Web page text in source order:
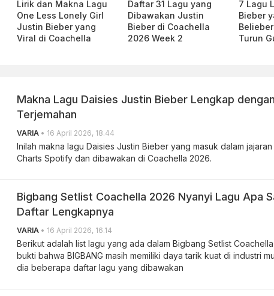
Lirik dan Makna Lagu
One Less Lonely Girl
Justin Bieber yang
Viral di Coachella
Daftar 31 Lagu yang
Dibawakan Justin
Bieber di Coachella
2026 Week 2
7 Lagu
Bieber
Turun
Makna Lagu Daisies Justin Bieber Lengkap
Terjemahan
VARIA • 16 April 2026, 18.44
Inilah makna lagu Daisies Justin Bieber yang masuk dalam
Charts Spotify dan dibawakan di Coachella 2026.
Bigbang Setlist Coachella 2026 Nyanyi Lagu Apa
Daftar Lengkapnya
VARIA • 16 April 2026, 16.14
Berikut adalah list lagu yang ada dalam Bigbang Setlist
bukti bahwa BIGBANG masih memiliki daya tarik kuat di industri
dia beberapa daftar lagu yang dibawakan